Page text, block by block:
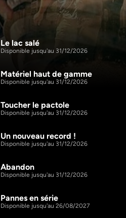
S1 E3
Le lac salé
Disponible jusqu'au 31/12/2026
S2 E3
Matériel haut de gamme
Disponible jusqu'au 31/12/2026
S3 E3
Toucher le pactole
Disponible jusqu'au 31/12/2026
S4 E3
Un nouveau record !
Disponible jusqu'au 31/12/2026
S5 E3
Abandon
Disponible jusqu'au 31/12/2026
S6 E3
Pannes en série
Disponible jusqu'au 26/08/2027